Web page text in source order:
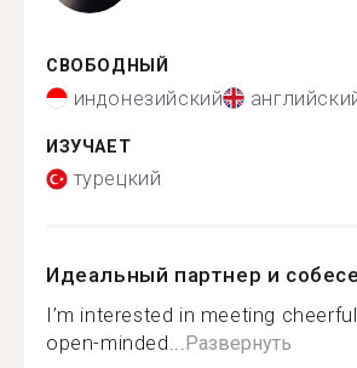
СВОБОДНЫЙ
индонезийский
ИЗУЧАЕТ
турецкий
Идеальный партнер и
I’m interested in meeting
open-minded...Развернуть